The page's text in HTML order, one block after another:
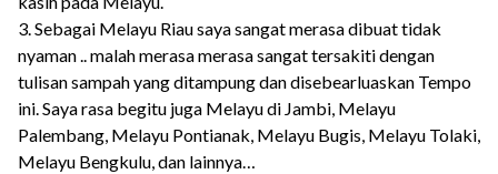
3. Sebagai Melayu Riau saya sangat merasa dibuat tidak
nyaman .. malah merasa merasa sangat tersakiti dengan
tulisan sampah yang ditampung dan disebearluaskan Tempo
ini. Saya rasa begitu juga Melayu di Jambi, Melayu
Palembang, Melayu Pontianak, Melayu Bugis, Melayu Tolaki,
Melayu Bengkulu, dan lainnya…